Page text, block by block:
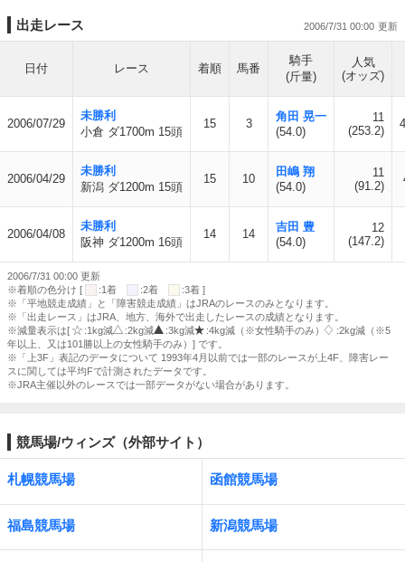
出走レース 2006/7/31 00:00
日付 レース 着順 馬番
騎手
(斤量)
人気
(オッズ)
2006/07/29
未勝利
小倉 ダ1700m 15頭
15 3
角田 晃一
(54.0)
11
(253.2)
2006/04/29
未勝利
新潟 ダ1200m 15頭
15 10
田嶋 翔
(54.0)
11
(91.2)
2006/04/08
未勝利
阪神 ダ1200m 16頭
14 14
吉田 豊
(54.0)
12
(147.2)
2006/7/31 00:00 更新
※着順の色分け [
:1着 :2着
:3着 ]
※「平地競走成績」と「障害競走成績」はJRAのレースのみとなります。
※「出走レース」はJRA、地方、海外で出走したレースの成績となります。
※減量表示は[
:1kg減 :2kg減 :3kg減 :4kg減（※女性騎手のみ）
:2kg減（※5
年以上、又は101勝以上の女性騎手のみ）] です。
※「上3F」表記のデータについて 1993年4月以前では一部のレースが上4F、障害レー
スに関しては平均Fで計測されたデータです。
※JRA主催以外のレースでは一部データがない場合があります。
競馬場/ウィンズ（外部サイト）
札幌競馬場 函館競馬場
福島競馬場 新潟競馬場